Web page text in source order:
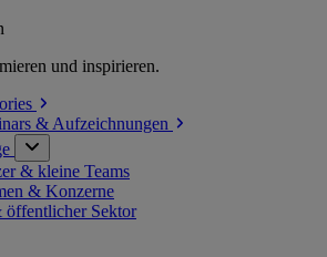
und inspirieren.
& Aufzeichnungen
& kleine Teams
& Konzerne
Sektor